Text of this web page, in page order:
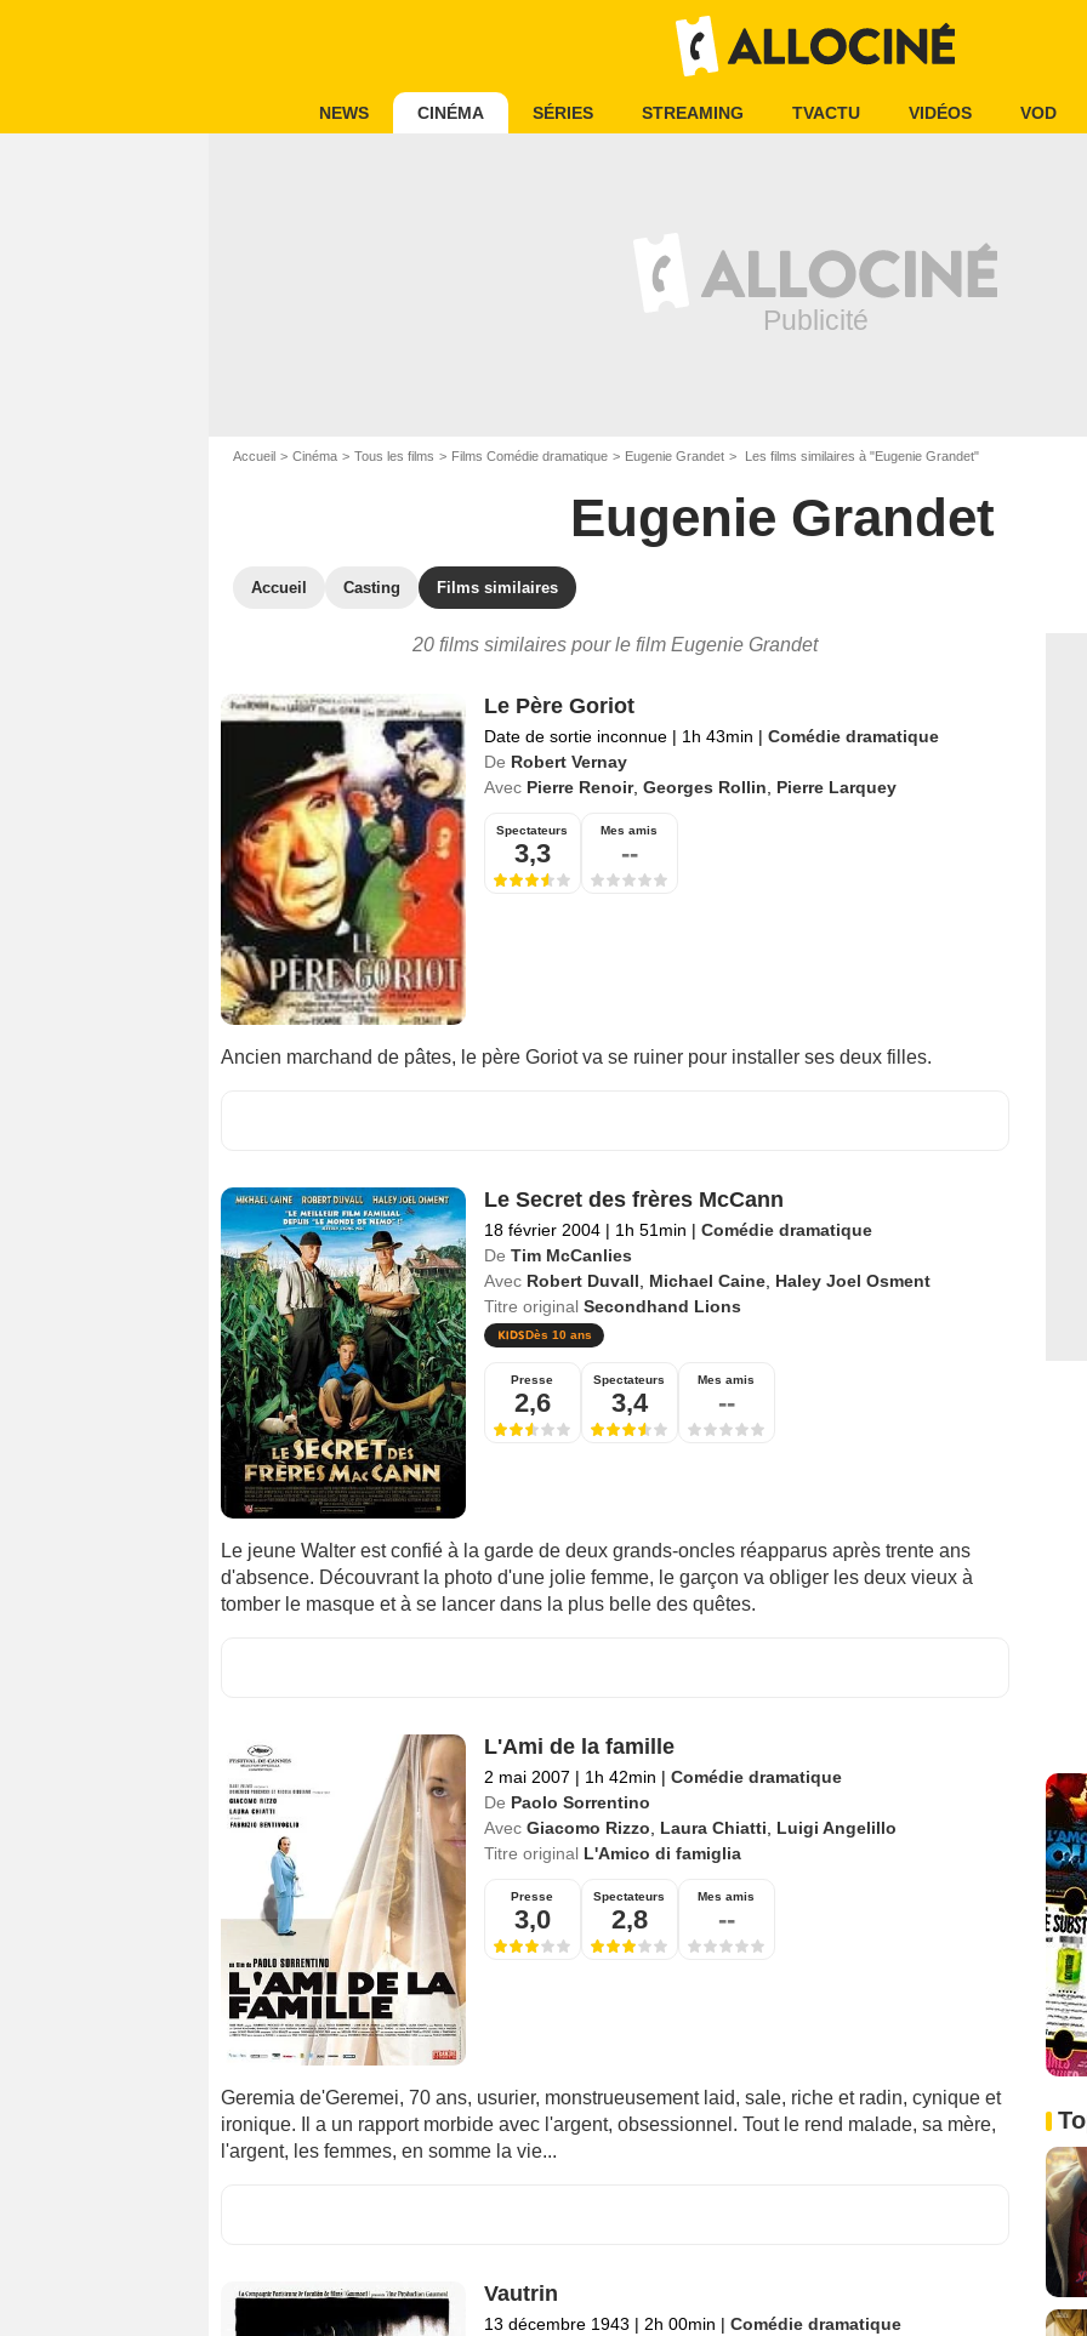
NEWS CINÉMA SÉRIES STREAMING TVACTU VIDÉOS VOD
Accueil Cinéma Tous les films Films Comédie dramatique Eugenie Grandet Les films similaires à "Eugenie Grandet"
Eugenie Grandet
Accueil Casting Films similaires
20 films similaires pour le film Eugenie Grandet
Le Père Goriot
Date de sortie inconnue | 1h 43min | Comédie dramatique
De Robert Vernay
Avec Pierre Renoir, Georges Rollin Pierre Larquey
Spectateurs
3,3
Mes amis
--
Ancien marchand de pâtes, le père Goriot va se ruiner pour installer ses deux filles.
Le Secret des frères McCann
18 février 2004 | 1h 51min | Comédie dramatique
De Tim McCanlies
Avec Robert Duvall, Michael Caine, Haley Joel Osment
Titre original Secondhand Lions
Dès 10 ans
Presse
2,6
Spectateurs
3,4
Mes amis
--
Le jeune Walter est confié à la garde de deux grands-oncles réapparus après trente ans
d'absence. Découvrant la photo d'une jolie femme, le garçon va obliger les deux vieux à
tomber le masque et à se lancer dans la plus belle des quêtes.
L'Ami de la famille
2 mai 2007 | 1h 42min | Comédie dramatique
De Paolo Sorrentino
Avec Giacomo Rizzo, Laura Chiatti, Luigi Angelillo
Titre original L'Amico di famiglia
Presse
3,0
Spectateurs
2,8
Mes amis
--
Geremia de'Geremei, 70 ans, usurier, monstrueusement laid, sale, riche et radin, cynique et
ironique. Il a un rapport morbide avec l'argent, obsessionnel. Tout le rend malade, sa mère,
l'argent, les femmes, en somme la vie...
Vautrin
13 décembre 1943 | 2h 00min | Comédie dramatique